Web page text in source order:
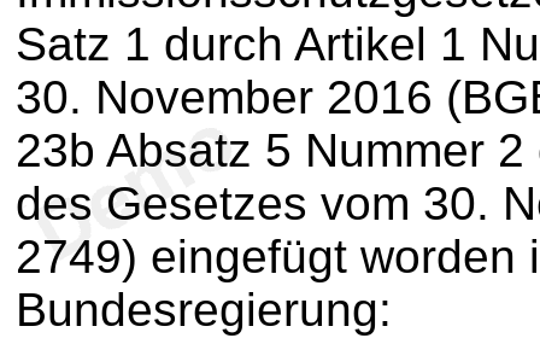
Satz 1 durch Artikel 1
30. November 2016
23b Absatz 5 Nummer
des Gesetzes vom 30.
2749) eingefügt worden
Bundesregierung: